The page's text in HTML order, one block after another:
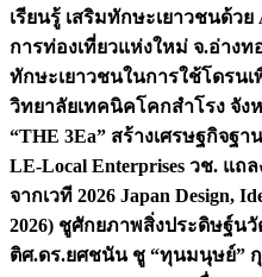
เรียนรู้ เสริมทักษะเยาวชนด้ว
การท่องเที่ยวแห่งใหม่ จ.อ่างท
ทักษะเยาวชนในการใช้โดรน
วิทยาลัยเทคนิคโคกสำโรง จัง
“THE 3Ea” สร้างเศรษฐกิจฐ
LE-Local Enterprises วช. แถล
จากเวที 2026 Japan Design,
2026) ชูศักยภาพสิ่งประดิษฐ์น
ติศ.ดร.ยศชนัน ชู “ทุนมนุษย์”